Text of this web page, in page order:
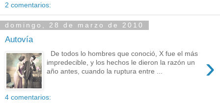
2 comentarios:
domingo, 28 de marzo de 2010
Autovía
›
De todos lo hombres que conoció, X fue el más
impredecible, y los hechos le dieron la razón un
año antes, cuando la ruptura entre ...
4 comentarios: